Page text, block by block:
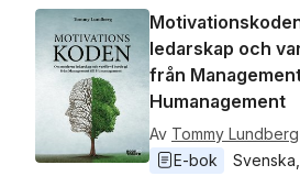
ledarskap och
från
Humanagement
Av Tommy Lundberg
E-bok
Svenska